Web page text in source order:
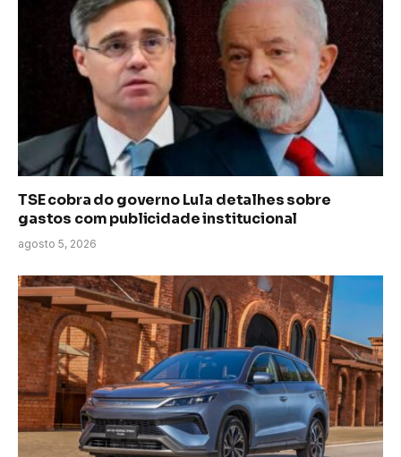
TSE cobra do governo Lula detalhes sobre
gastos com publicidade institucional
agosto 5, 2026